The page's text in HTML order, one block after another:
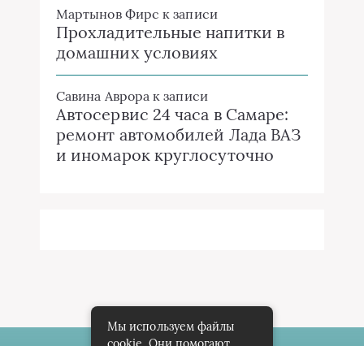
Мартынов Фирс к записи
Прохладительные напитки в
домашних условиях
Савина Аврора к записи
Автосервис 24 часа в Самаре:
ремонт автомобилей Лада ВАЗ
и иномарок круглосуточно
Мы используем файлы